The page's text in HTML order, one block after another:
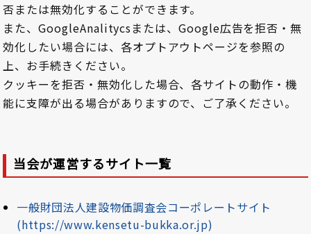
否または無効化することができます。
また、GoogleAnalitycsまたは、Google広告を拒否・無
効化したい場合には、各オプトアウトページを参照の
上、お手続きください。
クッキーを拒否・無効化した場合、各サイトの動作・機
能に支障が出る場合がありますので、ご了承ください。
当会が運営するサイト一覧
一般財団法人建設物価調査会コーポレートサイト
(https://www.kensetu-bukka.or.jp)